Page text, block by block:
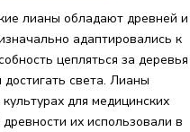
лианы обладают древней и
адаптировались к
цепляться за деревья
света. Лианы
для медицинских
их использовали в